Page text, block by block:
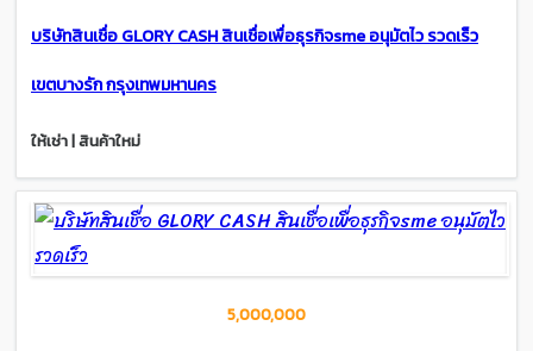
บริษัทสินเชื่อ GLORY CASH สินเชื่อเพื่อธุรกิจsme อนุมัตไว รวดเร็ว
เขตบางรัก กรุงเทพมหานคร
ให้เช่า | สินค้าใหม่
5,000,000